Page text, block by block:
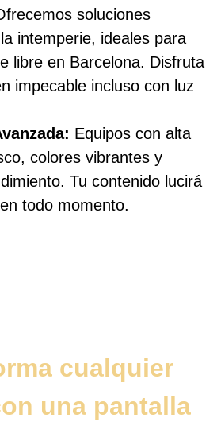
soluciones
intemperie, ideales para
libre en Barcelona. Disfruta
impecable incluso con luz
Equipos con alta
colores vibrantes y
Tu contenido lucirá
todo momento.
cualquier
una pantalla